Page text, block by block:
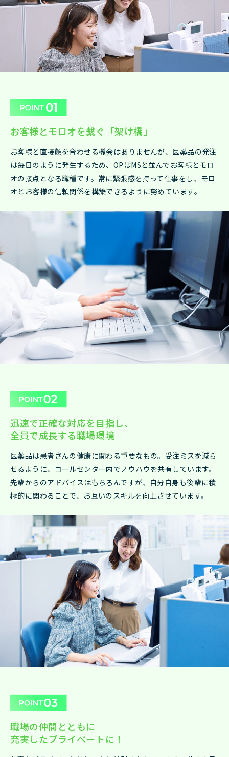
お客様とモロオを繋ぐ「架け橋」
お客様と直接顔を合わせる機会はありませんが、医薬品の発注
は毎日のように発生するため、OPはMSと並んでお客様とモロ
オの接点となる職種です。常に緊張感を持って仕事をし、モロ
オとお客様の信頼関係を構築できるように努めています。
迅速で正確な対応を目指し、
全員で成長する職場環境
医薬品は患者さんの健康に関わる重要なもの。受注ミスを減ら
せるように、コールセンター内でノウハウを共有しています。
先輩からのアドバイスはもちろんですが、自分自身も後輩に積
極的に関わることで、お互いのスキルを向上させています。
職場の仲間とともに
充実したプライベートに！